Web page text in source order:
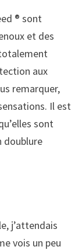
® sont
et des
aux
remarquer,
Il est
sont
doublure
j’attendais
vois un peu